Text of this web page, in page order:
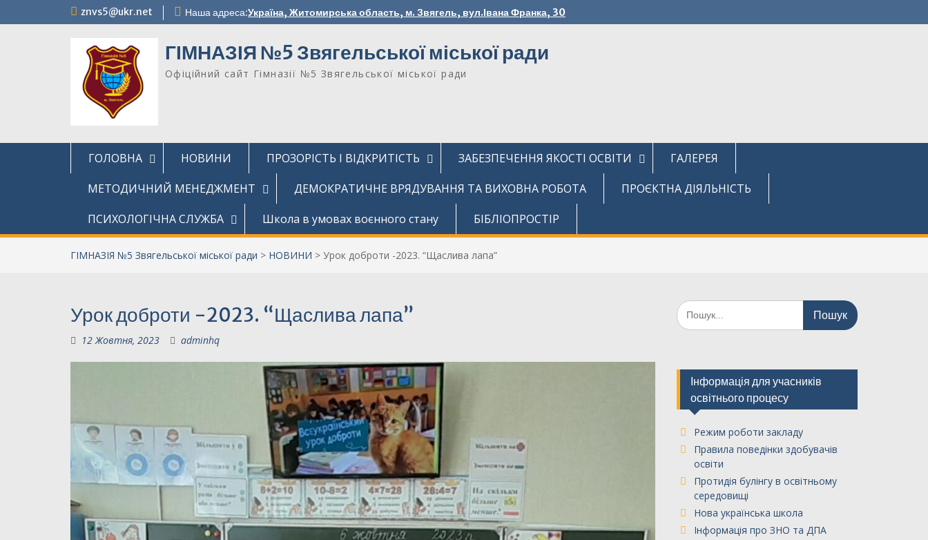
до
znvs5@ukr.net Наша адреса:Україна, Житомирська область, м. Звягель, вул.Івана Франка, 30
ГІМНАЗІЯ №5 Звягельської міської ради
Офіційний сайт Гімназії №5 Звягельської міської ради
ГОЛОВНА НОВИНИ ПРОЗОРІСТЬ І ВІДКРИТІСТЬ ЗАБЕЗПЕЧЕННЯ ЯКОСТІ ОСВІТИ
ГАЛЕРЕЯ
МЕТОДИЧНИЙ МЕНЕДЖМЕНТ
ДЕМОКРАТИЧНЕ ВРЯДУВАННЯ ТА ВИХОВНА РОБОТА
ПРОЄКТНА ДІЯЛЬНІСТЬ
ПСИХОЛОГІЧНА СЛУЖБА
Школа в умовах воєнного стану БІБЛІОПРОСТІР
ГІМНАЗІЯ №5 Звягельської міської ради > НОВИНИ > Урок доброти -2023. “Щаслива лапа”
Урок доброти -2023. “Щаслива лапа”
12 Жовтня, 2023 adminhq
Шукати:
Інформація для учасників
освітнього процесу
Режим роботи закладу
Правила поведінки здобувачів
освіти
Протидія булінгу в освітньому
середовищі
Нова українська школа
Інформація про ЗНО та ДПА